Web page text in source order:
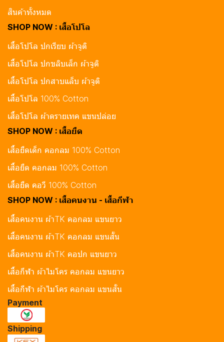
สินค้าทั้งหมด
SHOP NOW : เสื้อโปโล
เสื้อโปโล ปกเรียบ ผ้าจูติ
เสื้อโปโล ปกขลิบเล็ก ผ้าจูติ
เสื้อโปโล ปกสาบแล็บ ผ้าจูติ
เสื้อโปโล 100% Cotton
เสื้อโปโล ผ้าดรายเทค แขนปล่อย
SHOP NOW : เสื้อยืด
เสื้อยืดเด็ก คอกลม 100% Cotton
เสื้อยืด คอกลม 100% Cotton
เสื้อยืด คอวี 100% Cotton
SHOP NOW : เสื้อคนงาน - เสื้อกีฬา
เสื้อคนงาน ผ้าTK คอกลม แขนยาว
เสื้อคนงาน ผ้าTK คอกลม แขนสั้น
เสื้อคนงาน ผ้าTK คอปก แขนยาว
เสื้อกีฬา ผ้าไมโคร คอกลม แขนยาว
เสื้อกีฬา ผ้าไมโคร คอกลม แขนสั้น
Payment
Shipping